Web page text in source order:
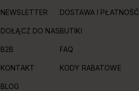
NEWSLETTER
DOŁĄCZ DO NAS
B2B
KONTAKT
BLOG
DOSTAWA I PŁATNOŚĆ
BUTIKI
FAQ
KODY RABATOWE